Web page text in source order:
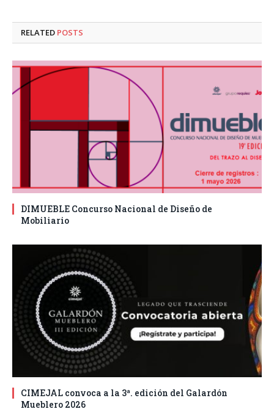
RELATED POSTS
DIMUEBLE Concurso Nacional de Diseño de
Mobiliario
CIMEJAL convoca a la 3ª. edición del Galardón
Mueblero 2026